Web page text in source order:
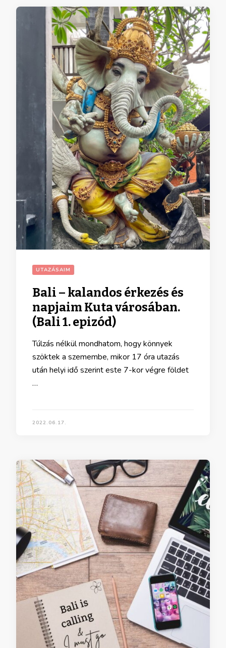
UTAZÁSAIM
Bali – kalandos érkezés és
napjaim Kuta városában.
(Bali 1. epizód)
Túlzás nélkül mondhatom, hogy könnyek
szöktek a szemembe, mikor 17 óra utazás
után helyi idő szerint este 7-kor végre földet
…
2022.06.17.